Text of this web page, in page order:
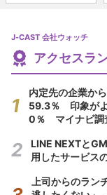
J-CAST 会社ウォッチ
アクセスラ
内定先の企業か
59.3％ 印象がよ
0％ マイナビ調
LINE NEXTと
用したサービス
上司からのラ